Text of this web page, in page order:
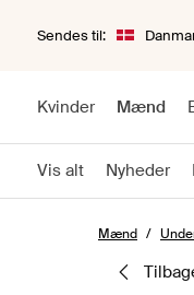
Sendes til:
Kvinder Mænd
Vis alt Nyheder
Mænd